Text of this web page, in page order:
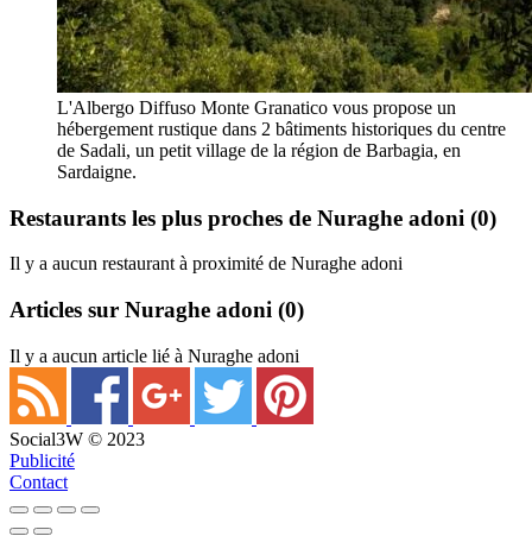
L'Albergo Diffuso Monte Granatico vous propose un
hébergement rustique dans 2 bâtiments historiques du centre
de Sadali, un petit village de la région de Barbagia, en
Sardaigne.
Restaurants les plus proches de Nuraghe adoni (0)
Il y a aucun restaurant à proximité de Nuraghe adoni
Articles sur Nuraghe adoni (0)
Il y a aucun article lié à Nuraghe adoni
Social3W © 2023
Publicité
Contact